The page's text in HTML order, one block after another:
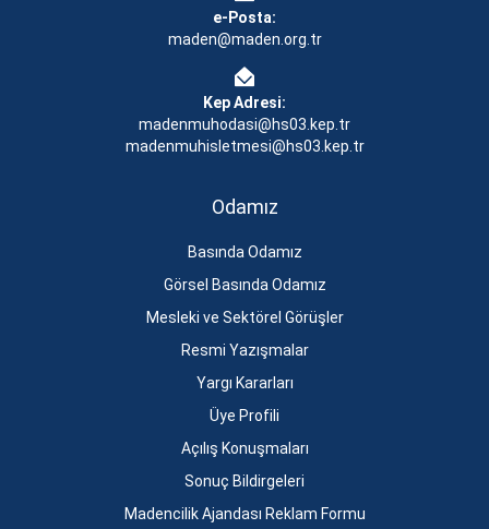
e-Posta:
maden@maden.org.tr
Kep Adresi:
madenmuhodasi@hs03.kep.tr
madenmuhisletmesi@hs03.kep.tr
Odamız
Basında Odamız
Görsel Basında Odamız
Mesleki ve Sektörel Görüşler
Resmi Yazışmalar
Yargı Kararları
Üye Profili
Açılış Konuşmaları
Sonuç Bildirgeleri
Madencilik Ajandası Reklam Formu